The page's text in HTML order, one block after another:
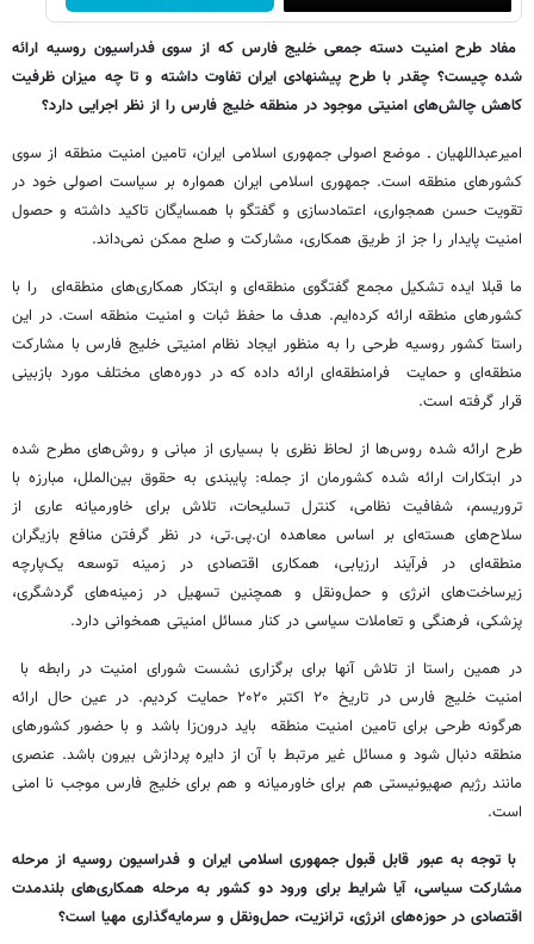
مفاد طرح امنیت دسته جمعی خلیج فارس که از سوی فدراسیون روسیه ارائه
شده چیست؟ چقدر با طرح پیشنهادی ایران تفاوت داشته و تا چه میزان ظرفیت
کاهش چالش‌های امنیتی موجود در منطقه خلیج فارس را از نظر اجرایی دارد؟
امیرعبداللهیان ـ موضع اصولی جمهوری اسلامی ایران، تامین امنیت منطقه از سوی
کشورهای منطقه است. جمهوری اسلامی ایران همواره بر سیاست اصولی خود در
تقویت حسن همجواری، اعتمادسازی و گفتگو با همسایگان تاکید داشته و حصول
امنیت پایدار را جز از طریق همکاری، مشارکت و صلح ممکن نمی‌داند.
ما قبلا ایده تشکیل مجمع گفتگوی منطقه‌ای و ابتکار همکاری‌های منطقه‌ای را با
کشورهای منطقه ارائه کرده‌ایم. هدف ما حفظ ثبات و امنیت منطقه است. در این
راستا کشور روسیه طرحی را به منظور ایجاد نظام امنیتی خلیج فارس با مشارکت
منطقه‌ای و حمایت فرامنطقه‌ای ارائه داده که در دوره‌های مختلف مورد بازبینی
قرار گرفته است.
طرح ارائه شده روس‌ها از لحاظ نظری با بسیاری از مبانی و روش‌های مطرح شده
در ابتکارات ارائه شده کشورمان از جمله: پایبندی به حقوق بین‌الملل، مبارزه با
تروریسم، شفافیت نظامی، کنترل تسلیحات، تلاش برای خاورمیانه عاری از
سلاح‌های هسته‌ای بر اساس معاهده ان.پی.تی، در نظر گرفتن منافع بازیگران
منطقه‌ای در فرآیند ارزیابی، همکاری اقتصادی در زمینه توسعه یک‌پارچه
زیرساخت‌های انرژی و حمل‌ونقل و همچنین تسهیل در زمینه‌های گردشگری،
پزشکی، فرهنگی و تعاملات سیاسی در کنار مسائل امنیتی همخوانی دارد.
در همین راستا از تلاش آنها برای برگزاری نشست شورای امنیت در رابطه با
امنیت خلیج فارس در تاریخ ۲۰ اکتبر ۲۰۲۰ حمایت کردیم. در عین حال ارائه
هرگونه طرحی برای تامین امنیت منطقه باید درون‌زا باشد و با حضور کشورهای
منطقه دنبال شود و مسائل غیر مرتبط با آن از دایره پردازش بیرون باشد. عنصری
مانند رژیم صهیونیستی هم برای خاورمیانه و هم برای خلیج فارس موجب نا امنی
است.
با توجه به عبور قابل قبول جمهوری اسلامی ایران و فدراسیون روسیه از مرحله
مشارکت سیاسی، آیا شرایط برای ورود دو کشور به مرحله همکاری‌های بلندمدت
اقتصادی در حوزه‌های انرژی، ترانزیت، حمل‌ونقل و سرمایه‌گذاری مهیا است؟